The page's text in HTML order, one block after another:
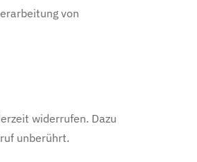
von
widerrufen. Dazu
unberührt.